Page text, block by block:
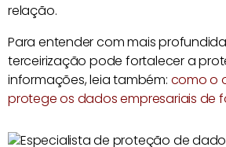
relação.
Para entender com mais
terceirização pode fortalecer a
informações, leia também: como o
protege os dados empresariais de